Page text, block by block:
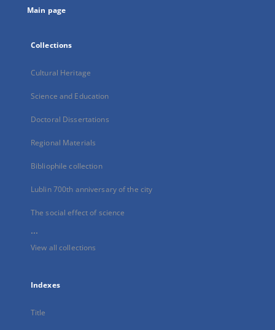
Main page
Collections
Cultural Heritage
Science and Education
Doctoral Dissertations
Regional Materials
Bibliophile collection
Lublin 700th anniversary of the city
The social effect of science
...
View all collections
Indexes
Title